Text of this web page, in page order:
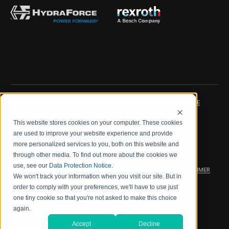
This website stores cookies on your computer. These cookies
are used to improve your website experience and provide
more personalized services to you, both on this website and
through other media. To find out more about the cookies we
use, see our Data Protection Notice.
We won't track your information when you visit our site. But in
order to comply with your preferences, we'll have to use just
one tiny cookie so that you're not asked to make this choice
again.
Accept Decline
DATA PROTECTION NOTICE
LEGAL NOTICE TERMS & CONDITIONS
QUALITY CERTIFICATIONS CODE OF CONDUCT
PRODUCT SECURITY WARRANTY/PRODUCT DISCLAIMER
WEB ACCESSIBILITY
2026 海德拉福斯公司